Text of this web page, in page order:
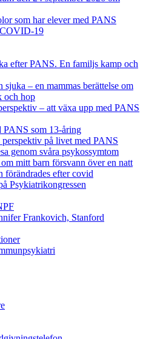
som har elever med PANS
19
efter PANS. En familjs kamp och
sjuka – en mammas berättelse om
och hop
– att växa upp med PANS
PANS som 13-åring
på livet med PANS
genom svåra psykossymtom
mitt barn försvann över en natt
förändrades efter covid
Psykiatrikongressen
Frankovich, Stanford